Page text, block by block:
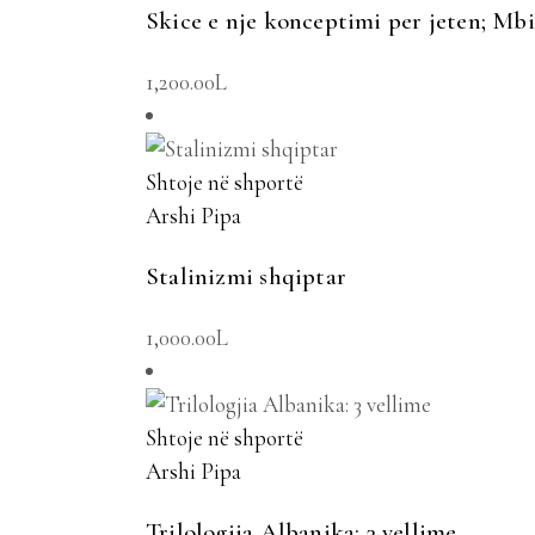
Skice e nje konceptimi per jeten;
1,200.00L
Shtoje në shportë
Arshi Pipa
Stalinizmi shqiptar
1,000.00L
Shtoje në shportë
Arshi Pipa